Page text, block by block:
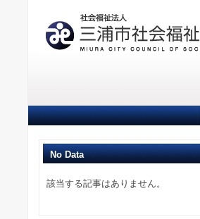
No Data
該当する記事はありません。